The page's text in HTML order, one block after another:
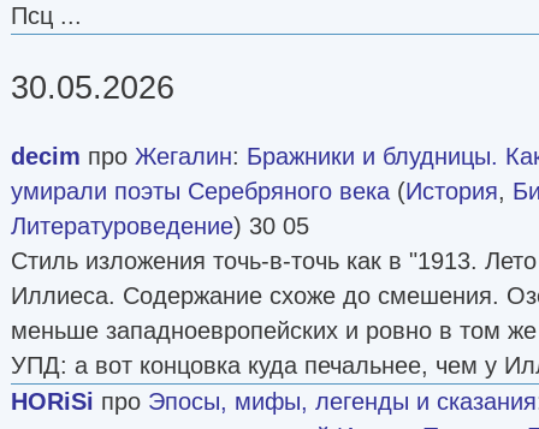
Псц ...
30.05.2026
decim про Жегалин: Бражники и блудницы.
умирали поэты Серебряного века (История,
Литературоведение) 30 05
Стиль изложения точь-в-точь как в "1913.
Иллиеса. Содержание схоже до смешения.
меньше западноевропейских и ровно в том
УПД: а вот концовка куда печальнее, чем у
HORiSi про Эпосы, мифы, легенды и сказания